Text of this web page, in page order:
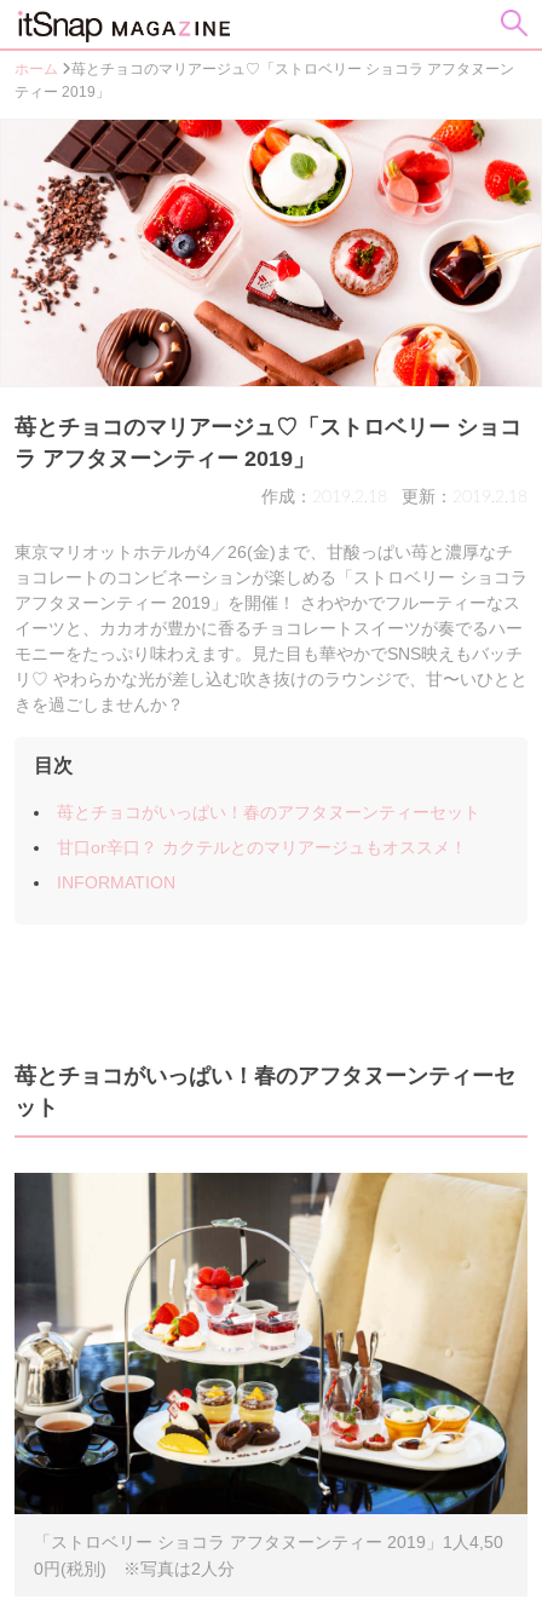
ホーム
苺とチョコのマリアージュ♡「ストロベリー ショコラ アフタヌーン
ティー 2019」
苺とチョコのマリアージュ♡「ストロベリー ショコ
ラ アフタヌーンティー 2019」
作成：2019.2.18 更新：2019.2.18
東京マリオットホテルが4／26(金)まで、甘酸っぱい苺と濃厚なチ
ョコレートのコンビネーションが楽しめる「ストロベリー ショコラ
アフタヌーンティー 2019」を開催！ さわやかでフルーティーなス
イーツと、カカオが豊かに香るチョコレートスイーツが奏でるハー
モニーをたっぷり味わえます。見た目も華やかでSNS映えもバッチ
リ♡ やわらかな光が差し込む吹き抜けのラウンジで、甘〜いひとと
きを過ごしませんか？
目次
苺とチョコがいっぱい！春のアフタヌーンティーセット
甘口or辛口？ カクテルとのマリアージュもオススメ！
INFORMATION
苺とチョコがいっぱい！春のアフタヌーンティーセ
ット
「ストロベリー ショコラ アフタヌーンティー 2019」1人4,50
0円(税別) ※写真は2人分